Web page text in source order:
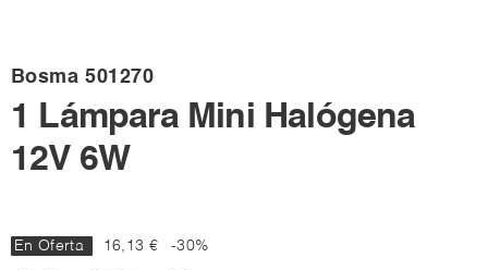
Bosma 501270
1 Lámpara Mini Halógena
12V 6W
En Oferta 16,13 € -30%